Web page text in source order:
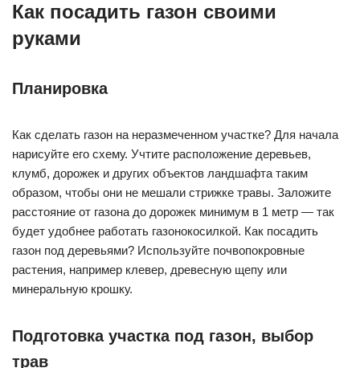
Как посадить газон своими
руками
Планировка
Как сделать газон на неразмеченном участке? Для начала
нарисуйте его схему. Учтите расположение деревьев,
клумб, дорожек и других объектов ландшафта таким
образом, чтобы они не мешали стрижке травы. Заложите
расстояние от газона до дорожек минимум в 1 метр — так
будет удобнее работать газонокосилкой. Как посадить
газон под деревьями? Используйте почвопокровные
растения, например клевер, древесную щепу или
минеральную крошку.
Подготовка участка под газон, выбор
трав